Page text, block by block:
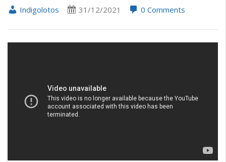
Indigolotos 31/12/2021 0 Comments